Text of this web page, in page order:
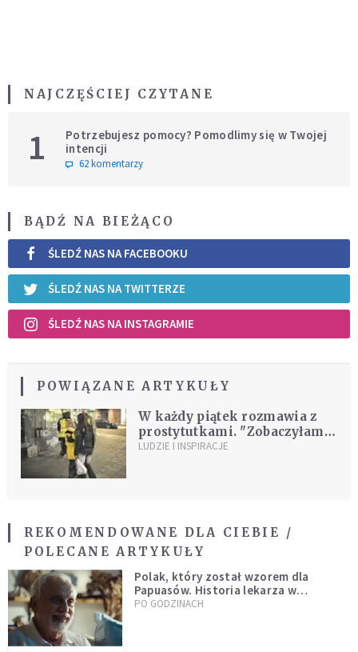
NAJCZĘŚCIEJ CZYTANE
1
Potrzebujesz pomocy? Pomodlimy się w Twojej
intencji
62 komentarzy
BĄDŹ NA BIEŻĄCO
ŚLEDŹ NAS NA FACEBOOKU
ŚLEDŹ NAS NA TWITTERZE
ŚLEDŹ NAS NA INSTAGRAMIE
POWIĄZANE ARTYKUŁY
W każdy piątek rozmawia z
prostytutkami. "Zobaczyłam
w nich siebie"
LUDZIE I INSPIRACJE
REKOMENDOWANE DLA CIEBIE /
POLECANE ARTYKUŁY
Polak, który został wzorem dla
Papuasów. Historia lekarza w
sutannie, który uleczył dżunglę
PO GODZINACH